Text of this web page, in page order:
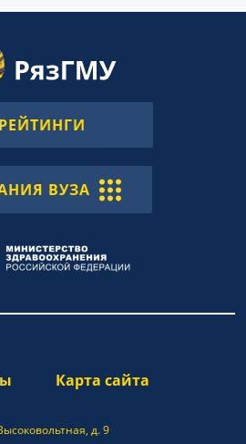
РЕЙТИНГИ
ВУЗА
Карта сайта
д. 9